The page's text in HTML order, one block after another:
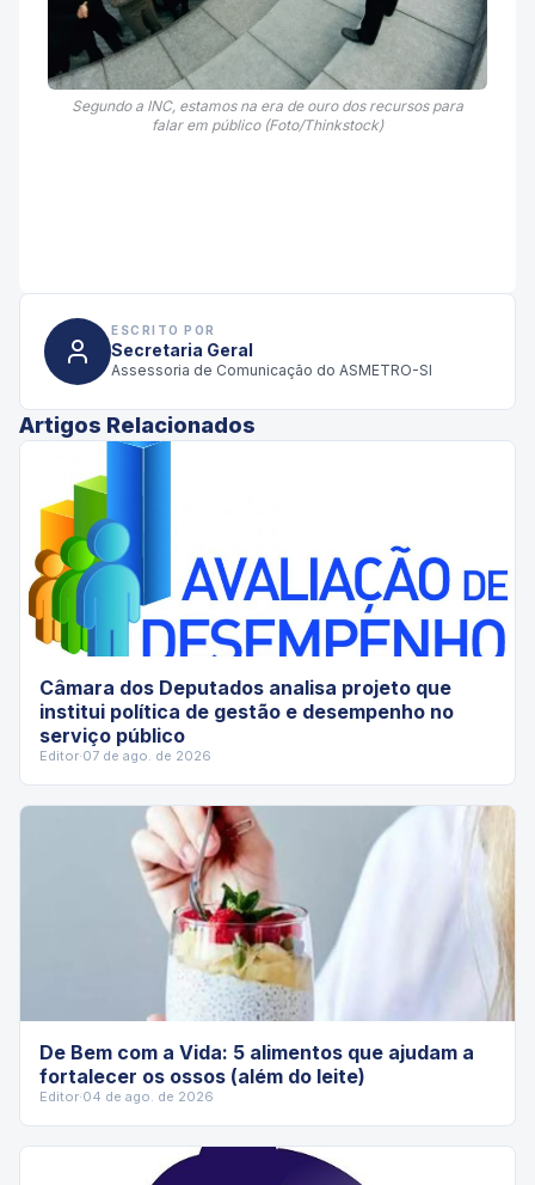
Segundo a INC, estamos na era de ouro dos recursos para
falar em público (Foto/Thinkstock)
ESCRITO POR
Secretaria Geral
Assessoria de Comunicação do ASMETRO-SI
Artigos Relacionados
Câmara dos Deputados analisa projeto que
institui política de gestão e desempenho no
serviço público
Editor·07 de ago. de 2026
De Bem com a Vida: 5 alimentos que ajudam a
fortalecer os ossos (além do leite)
Editor·04 de ago. de 2026